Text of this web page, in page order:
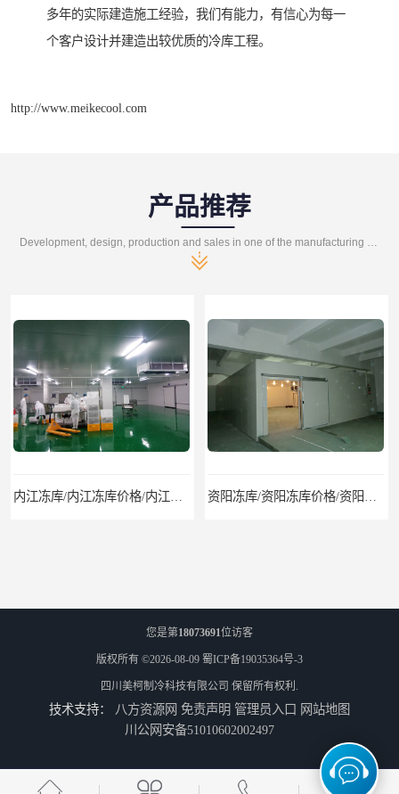
多年的实际建造施工经验，我们有能力，有信心为每一
个客户设计并建造出较优质的冷库工程。
http://www.meikecool.com
产品推荐
雁江冻库安装、安岳冻库安装、乐至冻库安装
您是第18073691位访客
版权所有 ©2026-08-09 蜀ICP备19035364号-3
四川美柯制冷科技有限公司 保留所有权利.
技术支持： 八方资源网 免责声明 管理员入口 网站地图
川公网安备51010602002497